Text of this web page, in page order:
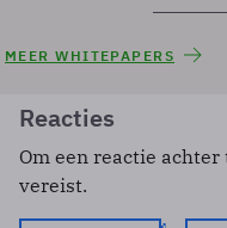
MEER WHITEPAPERS
Reacties
Om een reactie
vereist.